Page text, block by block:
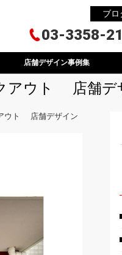
ブロ
03-3358-
店舗デザイン事例集
アウト 店舗デ
ウト 店舗デザイン